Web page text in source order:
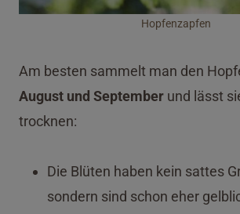
Hopfenzapfen
Am besten sammelt man den
August und September und lässt
trocknen:
Die Blüten haben kein sattes
sondern sind schon eher